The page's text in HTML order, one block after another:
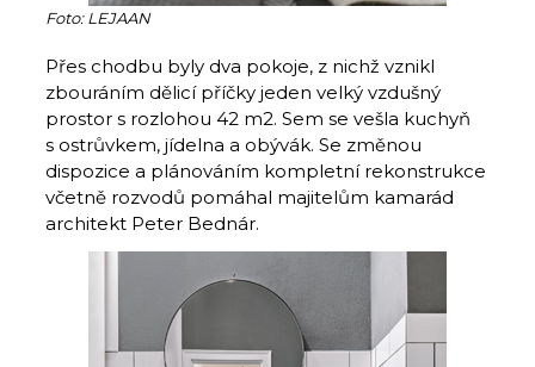
Foto: LEJAAN
Přes chodbu byly dva pokoje, z nichž vznikl
zbouráním dělicí příčky jeden velký vzdušný
prostor s rozlohou 42 m2. Sem se vešla kuchyň
s ostrůvkem, jídelna a obývák. Se změnou
dispozice a plánováním kompletní rekonstrukce
včetně rozvodů pomáhal majitelům kamarád
architekt Peter Bednár.